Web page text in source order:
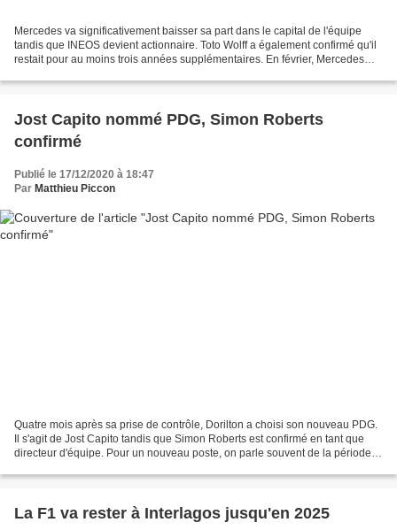
Mercedes va significativement baisser sa part dans le capital de l'équipe
tandis que INEOS devient actionnaire. Toto Wolff a également confirmé qu'il
restait pour au moins trois années supplémentaires. En février, Mercedes
Jost Capito nommé PDG, Simon Roberts
confirmé
Publié le 17/12/2020 à 18:47
Par Matthieu Piccon
Quatre mois après sa prise de contrôle, Dorilton a choisi son nouveau PDG.
Il s'agit de Jost Capito tandis que Simon Roberts est confirmé en tant que
directeur d'équipe. Pour un nouveau poste, on parle souvent de la période
La F1 va rester à Interlagos jusqu'en 2025